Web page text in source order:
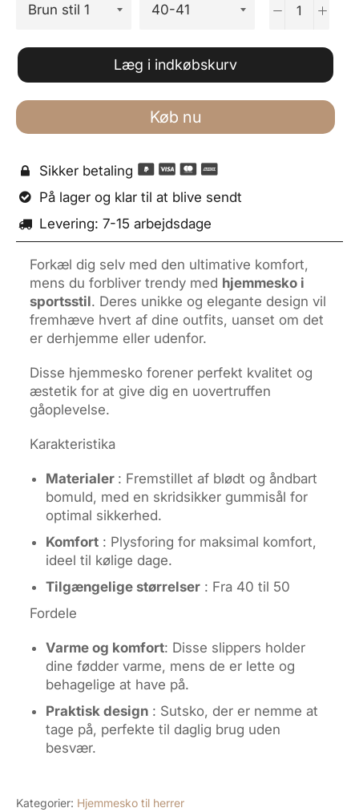
− +
Læg i indkøbskurv
Køb nu
 Sikker betaling
 På lager og klar til at blive sendt
 Levering: 7-15 arbejdsdage
Forkæl dig selv med den ultimative komfort,
mens du forbliver trendy med hjemmesko i
sportsstil. Deres unikke og elegante design vil
fremhæve hvert af dine outfits, uanset om det
er derhjemme eller udenfor.
Disse hjemmesko forener perfekt kvalitet og
æstetik for at give dig en uovertruffen
gåoplevelse.
Karakteristika
Materialer : Fremstillet af blødt og åndbart
bomuld, med en skridsikker gummisål for
optimal sikkerhed.
Komfort : Plysforing for maksimal komfort,
ideel til kølige dage.
Tilgængelige størrelser : Fra 40 til 50
Fordele
Varme og komfort: Disse slippers holder
dine fødder varme, mens de er lette og
behagelige at have på.
Praktisk design : Sutsko, der er nemme at
tage på, perfekte til daglig brug uden
besvær.
Kategorier: Hjemmesko til herrer